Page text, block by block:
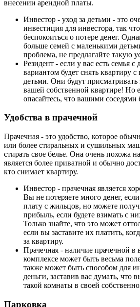
внесении арендной платы.
Инвестор - уход за детьми - это
инвестиция для инвестора, так
беспокоиться о потере денег.
больше семей с маленькими
проблема, не предлагайте такую
Резидент - если у вас есть семья
вариантом будет снять квартиру
детьми. Они будут
вашей собственной квартире! Но
опасайтесь, что вашими соседями
Удобства в прачечной
Прачечная - это удобство, которое
или более стиральных и сушильных
стирать свое белье. Она очень похожа
является более приватной и обычно
кто снимает квартиру.
Инвестор - прачечная является
Вы не потеряете много денег,
плату с жильцов, но можете
прибыль, если будете взимать с
Только знайте, что это может
если вы заставите их платить,
за квартиру.
Прачечная - наличие прачечной
комплексе может быть весьма
также может быть способом для
деньги, заставив вас думать, что
такой комнаты в своей
Парковка